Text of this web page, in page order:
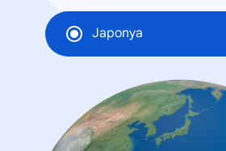
Japonya